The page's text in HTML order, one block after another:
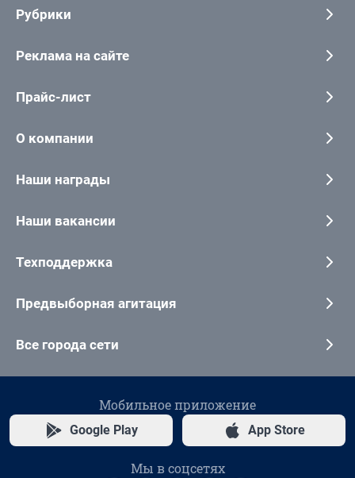
Рубрики
Реклама на сайте
Прайс-лист
О компании
Наши награды
Наши вакансии
Техподдержка
Предвыборная агитация
Все города сети
Мобильное приложение
Google Play App Store
Мы в соцсетях